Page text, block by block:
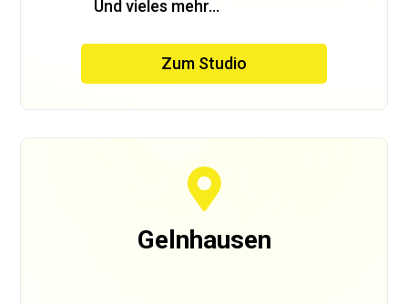
Und vieles mehr…
Zum Studio

Gelnhausen